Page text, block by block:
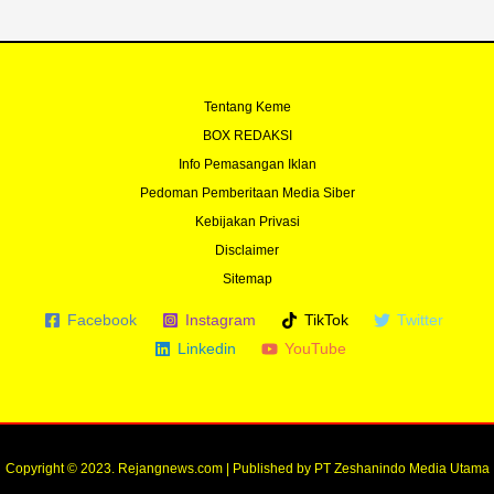
Tentang Keme
BOX REDAKSI
Info Pemasangan Iklan
Pedoman Pemberitaan Media Siber
Kebijakan Privasi
Disclaimer
Sitemap
Facebook Instagram TikTok
Twitter
Linkedin
YouTube
Copyright © 2023. Rejangnews.com | Published by PT Zeshanindo Media Utama